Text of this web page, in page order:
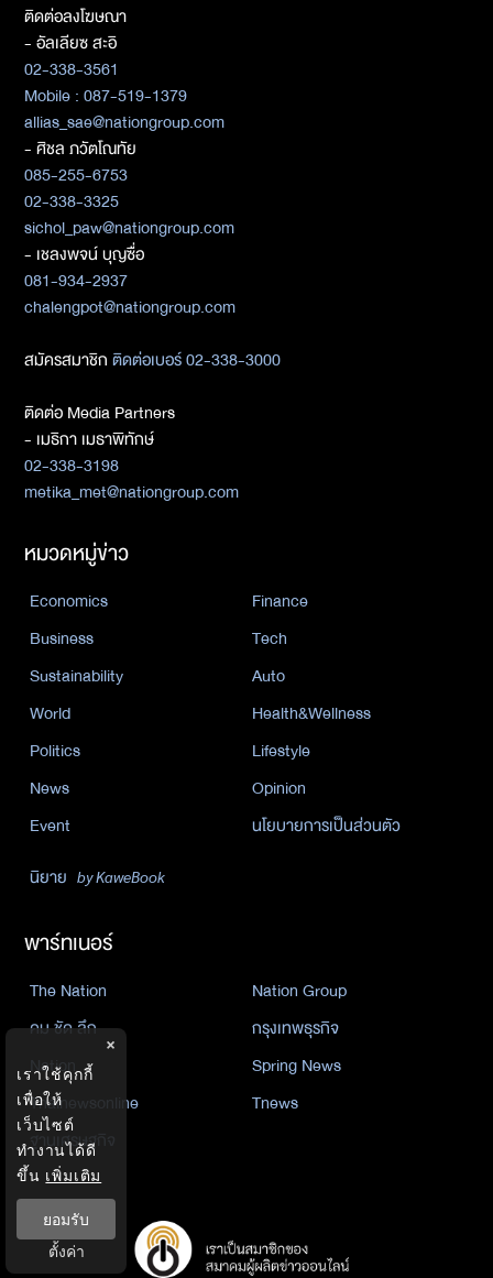
ติดต่อลงโฆษณา
- อัลเลียซ สะอิ
02-338-3561
Mobile : 087-519-1379
allias_sae@nationgroup.com
- ศิชล ภวัตโณทัย
085-255-6753
02-338-3325
sichol_paw@nationgroup.com
- เชลงพจน์ บุญซื่อ
081-934-2937
chalengpot@nationgroup.com
สมัครสมาชิกติดต่อเบอร์ 02-338-3000
ติดต่อ Media Partners
- เมธิกา เมธาพิทักษ์
02-338-3198
metika_met@nationgroup.com
หมวดหมู่ข่าว
Economics
Finance
Business
Tech
Sustainability
Auto
World
Health&Wellness
Politics
Lifestyle
News
Opinion
Event
นโยบายการเป็นส่วนตัว
นิยาย by KaweBook
พาร์ทเนอร์
The Nation
Nation Group
คม ชัด ลึก
กรุงเทพธุรกิจ
Nation
Spring News
Thainewsonline
Tnews
ฐานเศรษฐกิจ
×
เราใช้คุกกี้
เพื่อให้
เว็บไซต์
ทำงานได้ดี
ขึ้น เพิ่มเติม
ยอมรับ
ตั้งค่า